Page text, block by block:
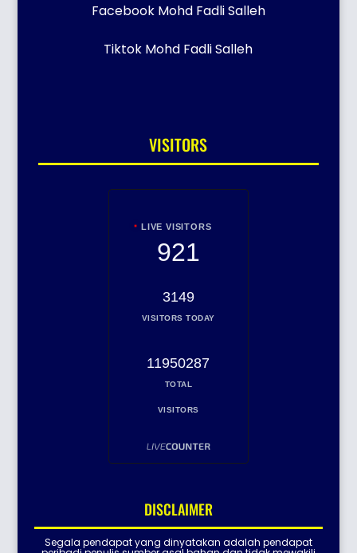
Facebook Mohd Fadli Salleh
Tiktok Mohd Fadli Salleh
VISITORS
LIVE VISITORS
921
3149
VISITORS TODAY
11950287
TOTAL
VISITORS
DISCLAIMER
Segala pendapat yang dinyatakan adalah pendapat